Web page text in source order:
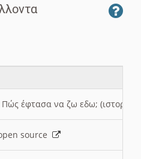
έφτασα να ζω εδω; (ιστορια)
source